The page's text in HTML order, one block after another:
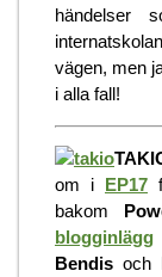
händelser
vägen, men
i alla fall!
om i EP17
bakom
blogginlägg
Bendis och